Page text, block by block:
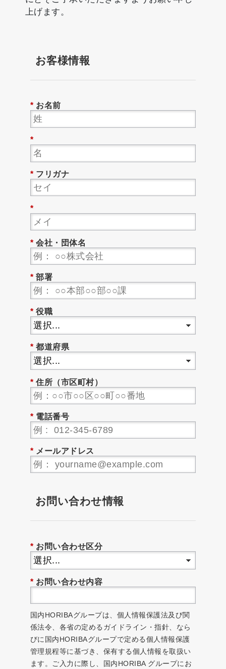
上げます。
お客様情報
* お名前
*
* フリガナ
*
* 会社・団体名
* 部署
* 役職
* 都道府県
* 住所（市区町村）
* 電話番号
* メールアドレス
お問い合わせ情報
* お問い合わせ区分
* お問い合わせ内容
国内HORIBAグループは、個人情報保護法及び関
係法令、各省の定めるガイドライン・指針、なら
びに国内HORIBAグループで定める個人情報保護
管理規程等に基づき、保有する個人情報を取扱い
ます。ご入力に際し、国内HORIBA グループにお